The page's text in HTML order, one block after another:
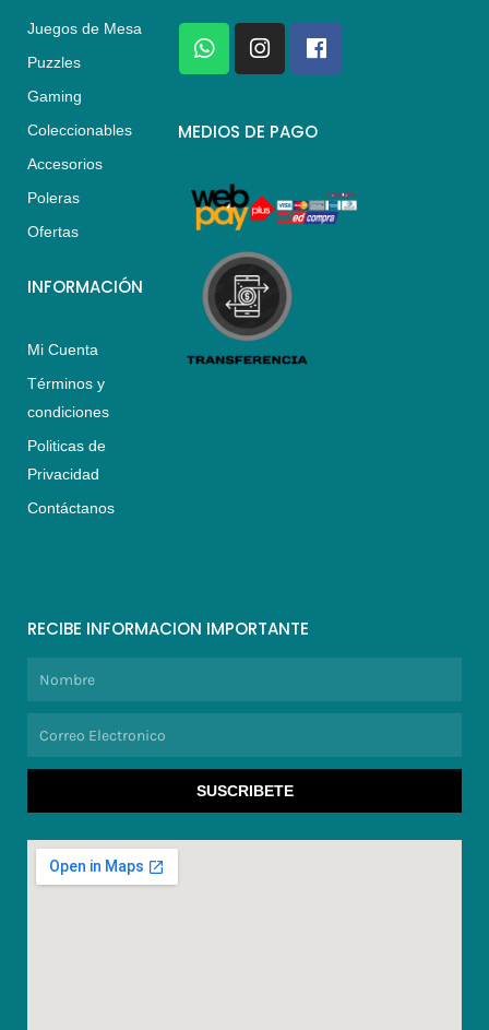
Juegos de Mesa
Puzzles
Gaming
Coleccionables
Accesorios
Poleras
Ofertas
INFORMACIÓN
Mi Cuenta
Términos y
condiciones
Politicas de
Privacidad
Contáctanos
W
h
a
s
p
I
n
s
a
a
m
F
a
c
b
k
MEDIOS DE PAGO
RECIBE INFORMACION IMPORTANTE
SUSCRIBETE